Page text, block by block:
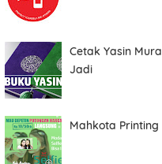
Cetak Yasin
Jadi
Mahkota